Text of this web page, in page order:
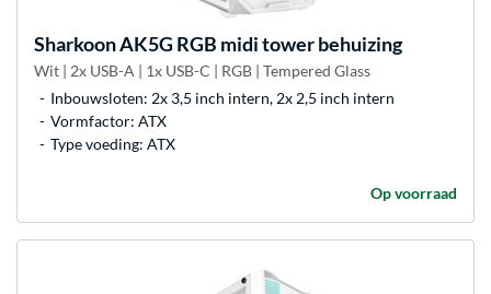
SharkoonAK5G RGB midi tower behuizing
Wit | 2x USB-A | 1x USB-C | RGB | Tempered Glass
Inbouwsloten: 2x 3,5 inch intern, 2x 2,5 inch intern
Vormfactor: ATX
Type voeding: ATX
Op voorraad